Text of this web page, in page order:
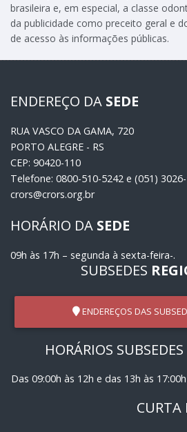
brasileira e, em especial, a classe
da publicidade como preceito geral e
de acesso às informações públicas.
ENDEREÇO DA SEDE
RUA VASCO DA GAMA, 720
PORTO ALEGRE - RS
CEP: 90420-110
Telefone: 0800-510-5242 e (051)
crors@crors.org.br
HORÁRIO DA SEDE
09h às 17h – segunda à sexta-feira-.
SUBSEDES
ENDEREÇOS DAS
HORÁRIOS SUBSEDES
Das 09:00h às 12h e das 13h às
CURTA